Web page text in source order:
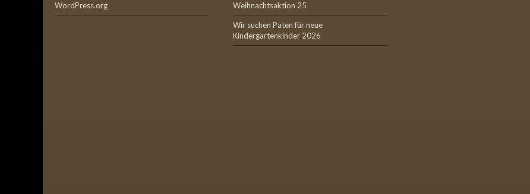
WordPress.org Weihnachtsaktion 25
Wir suchen Paten für neue
Kindergartenkinder 2026